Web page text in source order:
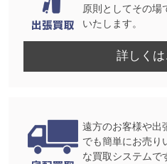
原則としてその場
いたします。
詳しく
遠方のお客様や出
でも簡単にお売り
な買取システムで